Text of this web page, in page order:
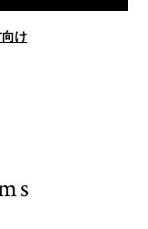
け